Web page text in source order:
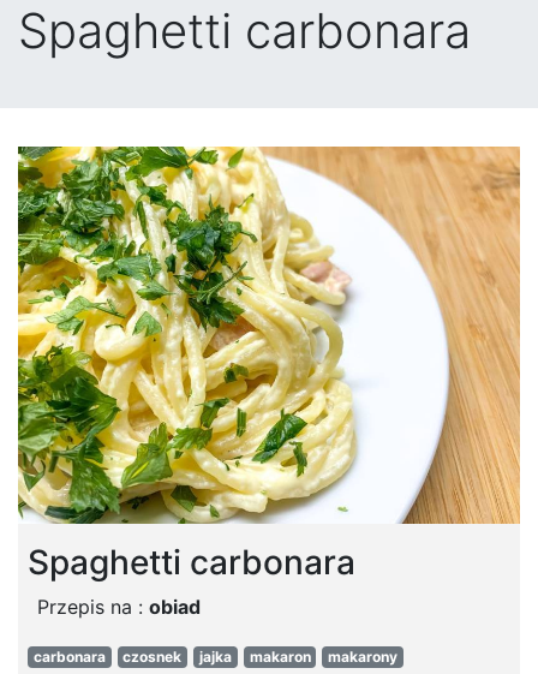
Spaghetti carbonara
Spaghetti carbonara
Przepis na : obiad
carbonara czosnek jajka makaron
makarony